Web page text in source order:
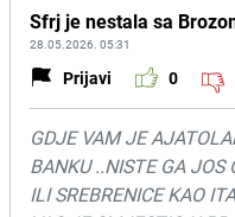
Sfrj je nestala sa
28.05.2026. 05:31
Prijavi 0
GDJE VAM JE
BANKU ..NISTE GA JOS
ILI SREBRENICE KAO